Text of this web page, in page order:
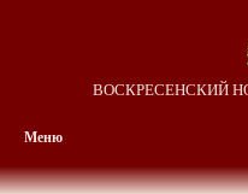
ВОСКРЕСЕНСКИЙ
Меню